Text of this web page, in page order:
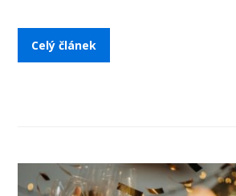
Celý článek